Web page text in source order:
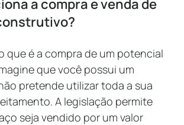
a compra e venda de
que é a compra de um potencial
que você possui um
pretende utilizar toda a sua
A legislação permite
seja vendido por um valor